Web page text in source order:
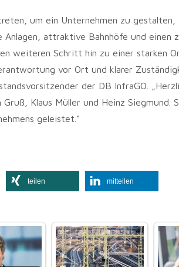
um ein Unternehmen zu gestalten,
attraktive Bahnhöfe und einen
weiteren Schritt hin zu einer starken
vor Ort und klarer
der DB InfraGO.
Klaus Müller und Heinz Siegmund.
geleistet.“
teilen mitteilen